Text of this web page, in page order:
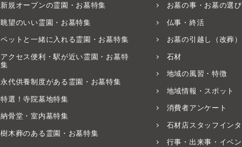
新規オープンの霊園・お墓特集
眺望のいい霊園・お墓特集
ペットと一緒に入れる霊園・お墓特集
アクセス便利・駅が近い霊園・お墓特
集
永代供養制度がある霊園・お墓特集
特選！寺院墓地特集
納骨堂・室内墓特集
樹木葬のある霊園・お墓特集
お墓の事・お墓の選
仏事・終活
お墓の引越し（改葬
石材
地域の風習・特徴
地域情報・スポット
消費者アンケート
石材店スタッフイン
行事・出来事・イベ